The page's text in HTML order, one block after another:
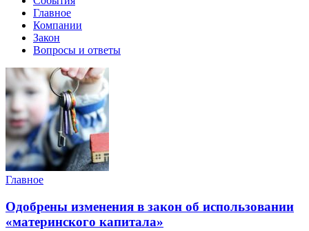
Главное
Компании
Закон
Вопросы и ответы
Главное
Одобрены изменения в закон об использовании
«материнского капитала»